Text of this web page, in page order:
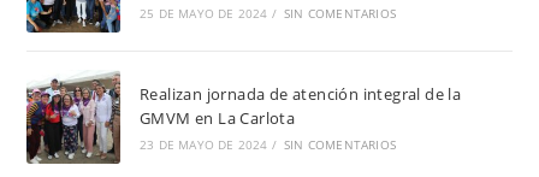
25 DE MAYO DE 2024 / SIN COMENTARIOS
Realizan jornada de atención integral de la
GMVM en La Carlota
23 DE MAYO DE 2024 / SIN COMENTARIOS